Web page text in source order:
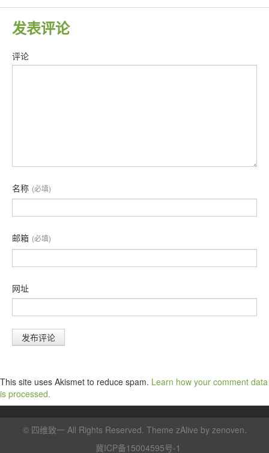
发表评论
评论
名称 (必填)
邮箱 (必填)
网址
This site uses Akismet to reduce spam. Learn how your comment data
is processed.
© 四维致一All Rights Reserved. Theme zAlive by zenoven
冀ICP备15004595号-1